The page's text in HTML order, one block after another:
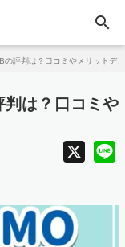
search
の評判は？口コミやメリットデ
判は？口コミや
X